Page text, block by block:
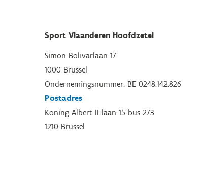
Sport Vlaanderen Hoofdzetel
Simon Bolivarlaan 17
1000 Brussel
Ondernemingsnummer: BE 0248.142.826
Postadres
Koning Albert II-laan 15 bus 273
1210 Brussel